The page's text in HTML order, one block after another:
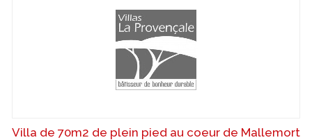
Villa de 70m2 de plein pied au coeur de Mallemort